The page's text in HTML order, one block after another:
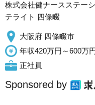
株式会社健ナースステー
テライト 四條畷
大阪府 四條畷市
年収420万円～600万
正社員
Sponsored by